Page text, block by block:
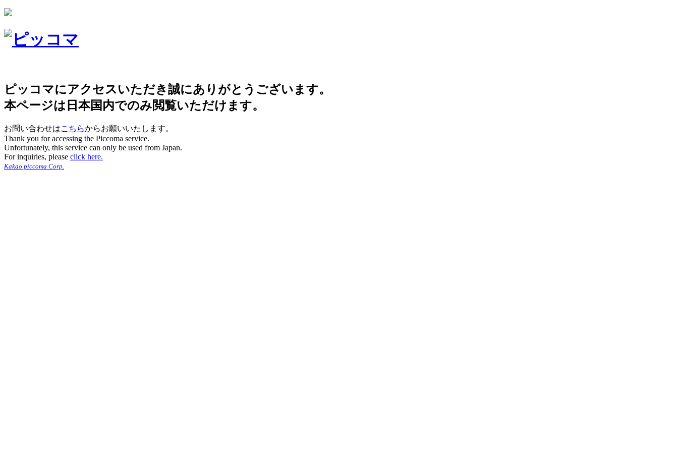
ピッコマにアクセスいただき誠にありがとうございます。
本ページは日本国内でのみ閲覧いただけます。
お問い合わせはこちらからお願いいたします。
Thank you for accessing the Piccoma service.
Unfortunately, this service can only be used from Japan.
For inquiries, please click here.
Kakao piccoma Corp.